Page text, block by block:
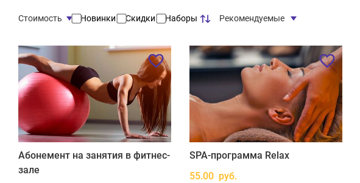
Стоимость Новинки Скидки Наборы Рекомендуемые
Абонемент на занятия в фитнес-
зале
SPA-программа Relax
55.00 руб.